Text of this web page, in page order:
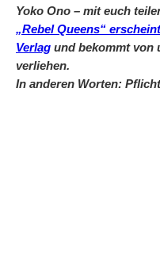
Yoko Ono – mit euch
„Rebel Queens“
Verlag und bekommt von
verliehen.
In anderen Worten: